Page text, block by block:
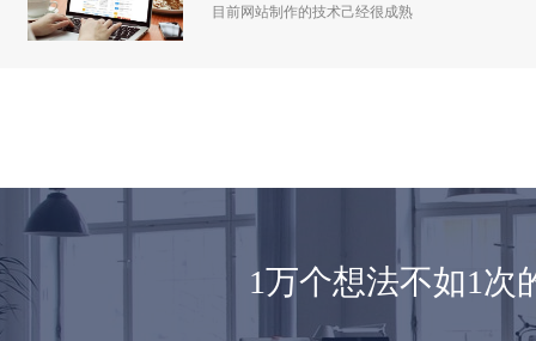
目前网站制作的技术己经很成熟
1万个想法不如1次